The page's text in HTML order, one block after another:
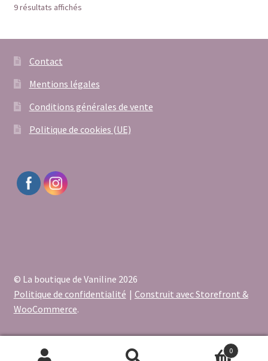
9 résultats affichésTrié
ancien
Contact
Mentions légales
Conditions générales de vente
Politique de cookies (UE)
© La boutique de Vaniline 2026
Politique de confidentialité
Construit avec Storefront &
WooCommerce.
0